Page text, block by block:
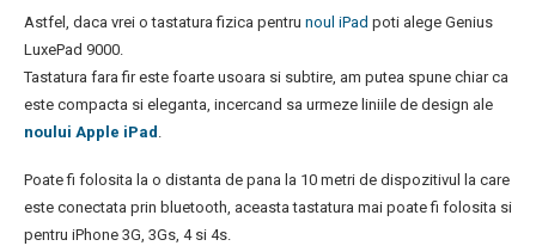
Astfel, daca vrei o tastatura fizica pentru noul iPad poti alege Genius
LuxePad 9000.
Tastatura fara fir este foarte usoara si subtire, am putea spune chiar ca
este compacta si eleganta, incercand sa urmeze liniile de design ale
noului Apple iPad
Poate fi folosita la o distanta de pana la 10 metri de dispozitivul la care
este conectata prin bluetooth, aceasta tastatura mai poate fi folosita si
pentru iPhone 3G, 3Gs, 4 si 4s.